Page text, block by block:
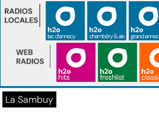
La Sambuy